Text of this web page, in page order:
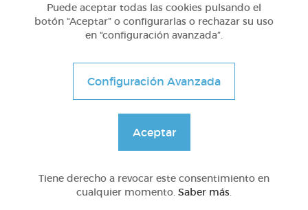
1º Primaria (6-7 años)
Inglés: people, family & job
@GrupoAdapta
Puede aceptar todas las cookies pulsando el
botón “Aceptar” o configurarlas o rechazar su uso
en “configuración avanzada”.
Configuración Avanzada
Aceptar
Tiene derecho a revocar este consentimiento en
cualquier momento. Saber más.